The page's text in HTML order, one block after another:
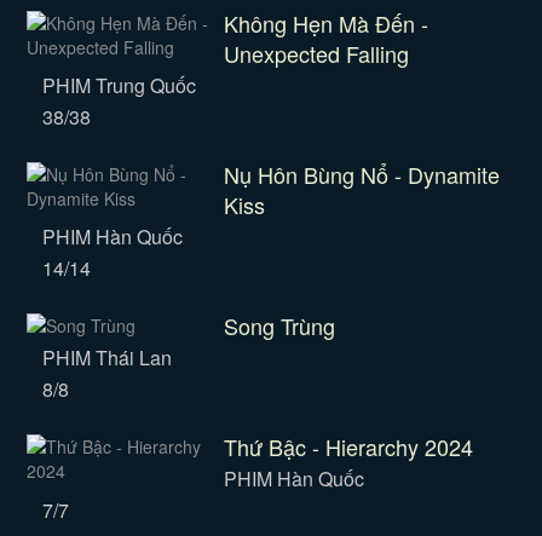
Không Hẹn Mà Đến -
Unexpected Falling
PHIM Trung Quốc
38/38
Nụ Hôn Bùng Nổ - Dynamite
Kiss
PHIM Hàn Quốc
14/14
Song Trùng
PHIM Thái Lan
8/8
Thứ Bậc - Hierarchy 2024
PHIM Hàn Quốc
7/7